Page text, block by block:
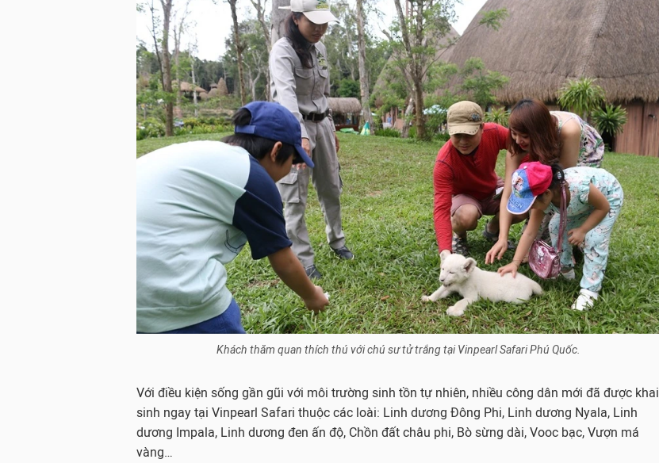
Khách thăm quan thích thú với chú sư tử trắng tại Vinpearl Safari Phú Quốc.
Với điều kiện sống gần gũi với môi trường sinh tồn tự nhiên, nhiều công dân mới đã được khai
sinh ngay tại Vinpearl Safari thuộc các loài: Linh dương Đông Phi, Linh dương Nyala, Linh
dương Impala, Linh dương đen ấn độ, Chồn đất châu phi, Bò sừng dài, Vooc bạc, Vượn má
vàng…